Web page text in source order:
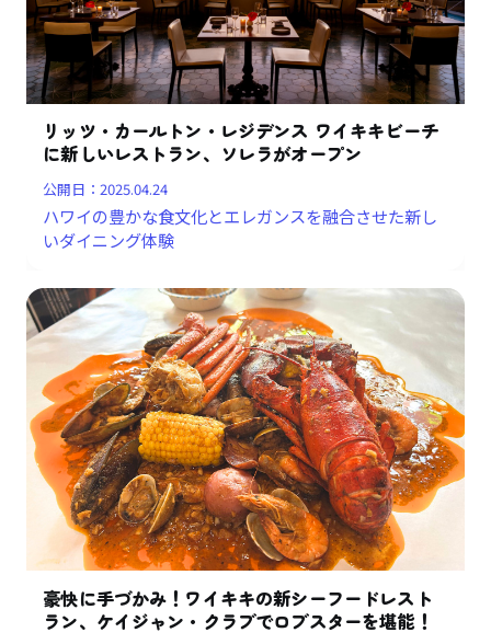
リッツ・カールトン・レジデンス ワイキキビーチ
に新しいレストラン、ソレラがオープン
公開日：2025.04.24
ハワイの豊かな食文化とエレガンスを融合させた新し
いダイニング体験
豪快に手づかみ！ワイキキの新シーフードレスト
ラン、ケイジャン・クラブでロブスターを堪能！